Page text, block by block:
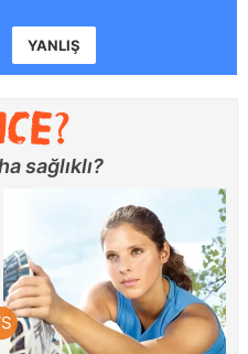
YANLIŞ
sağlıklı?